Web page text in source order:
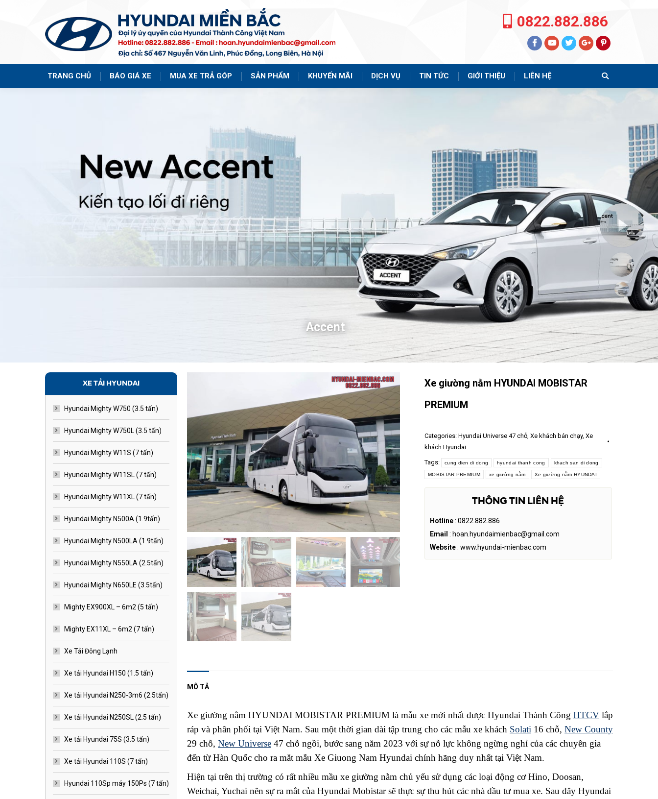
0822.882.886
TRANG CHỦ BÁO GIÁ XE MUA XE TRẢ GÓP SẢN PHẨM KHUYẾN MÃI DỊCH VỤ TIN TỨC GIỚI THIỆU LIÊN HỆ Search:
Accent
Xe giường nằm HYUNDAI MOBISTAR
PREMIUM
Categories: Hyundai Universe 47 chỗ, Xe khách bán chạy, Xe
khách Hyundai
Tags: cung dien di dong hyundai thanh cong khach san di dong
MOBISTAR PREMIUM xe giường nằm Xe giường nằm HYUNDAI
THÔNG TIN LIÊN HỆ
Hotline: 0822.882.886
Email : hoan.hyundaimienbac@gmail.com
Website: www.hyundai-mienbac.com
MÔ TẢ
Xe giường nằm HYUNDAI MOBISTAR PREMIUM là mẫu xe mới nhất được Hyundai Thành Công HTCV lắp
ráp và phân phối tại Việt Nam. Sau một thời gian dài tập trung cho các mẫu xe khách Solati 16 chỗ, New County
29 chỗ, New Universe 47 chỗ ngồi, bước sang năm 2023 với sự nỗ lực không ngừng nghỉ của các chuyên gia
đến từ Hàn Quốc cho ra mắt mẫu Xe Giuong Nam Hyundai chính hãng duy nhất tại Việt Nam.
Hiện tại trên thị trường có rất nhiều mầu xe giường nằm chủ yếu sử dụng các loại động cơ Hino, Doosan,
Weichai, Yuchai nên sự ra mắt của Hyundai Mobistar sẽ thực sự thu hút các nhà đầu tư mua xe. Sau đây Hyundai
XE TẢI HYUNDAI
Hyundai Mighty W750 (3.5 tấn)
Hyundai Mighty W750L (3.5 tấn)
Hyundai Mighty W11S (7 tấn)
Hyundai Mighty W11SL (7 tấn)
Hyundai Mighty W11XL (7 tấn)
Hyundai Mighty N500A (1.9tấn)
Hyundai Mighty N500LA (1.9tấn)
Hyundai Mighty N550LA (2.5tấn)
Hyundai Mighty N650LE (3.5tấn)
Mighty EX900XL – 6m2 (5 tấn)
Mighty EX11XL – 6m2 (7 tấn)
Xe Tải Đông Lạnh
Xe tải Hyundai H150 (1.5 tấn)
Xe tải Hyundai N250-3m6 (2.5tấn)
Xe tải Hyundai N250SL (2.5 tấn)
Xe tải Hyundai 75S (3.5 tấn)
Xe tải Hyundai 110S (7 tấn)
Hyundai 110Sp máy 150Ps (7 tấn)